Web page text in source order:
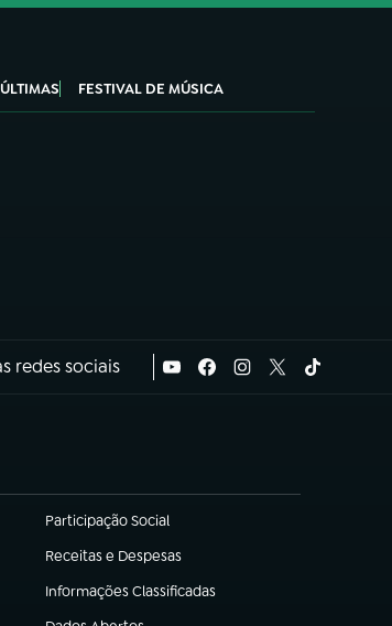
ÚLTIMAS FESTIVAL DE MÚSICA
redes sociais
Participação Social
(abre em nova aba)
Receitas e Despesas
(abre em nova aba)
Informações Classificadas
(abre em nova aba)